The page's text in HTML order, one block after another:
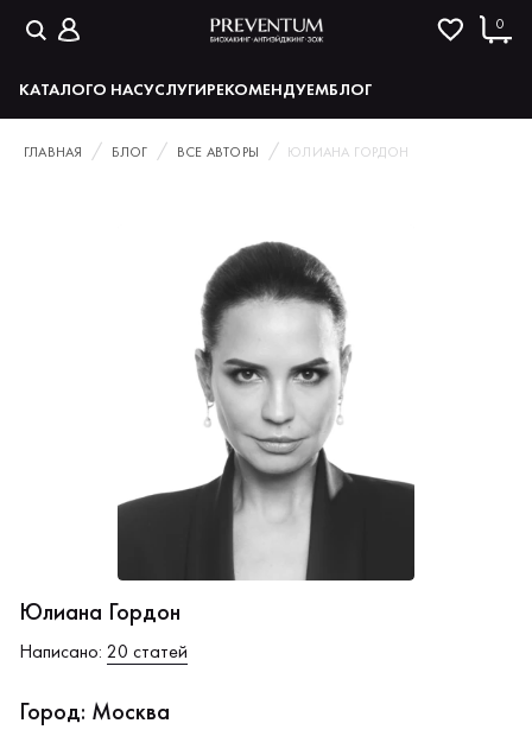
0
КАТАЛОГО НАСУСЛУГИРЕКОМЕНДУЕМБЛОГ
ГЛАВНАЯ БЛОГ ВСЕ АВТОРЫ ЮЛИАНА ГОРДОН
Юлиана Гордон
Написано: 20 статей
Город: Москва